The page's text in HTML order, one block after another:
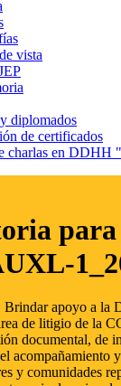
vista
diplomados
de certificados
charlas en DDHH
Brindar apoyo a la
de litigio de la
documental, de
acompañamiento
y comunidades